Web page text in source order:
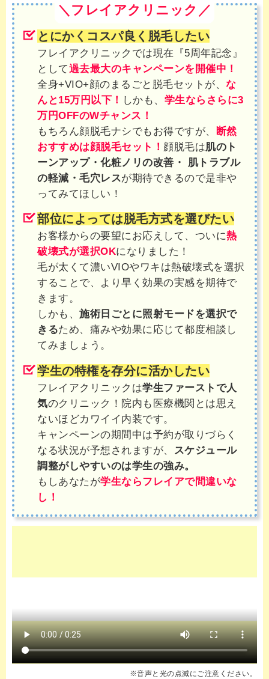
＼フレイアクリニック／
とにかくコスパ良く脱毛したい
フレイアクリニックでは現在『5周年記念』
として過去最大のキャンペーンを開催中！
全身+VIO+顔のまるごと脱毛セットが、 な
んと15万円以下！ しかも、 学生ならさらに3
万円OFFのWチャンス！
もちろん顔脱毛ナシでもお得ですが、
断然
おすすめは顔脱毛セット！ 顔脱毛は肌のト
ーンアップ・化粧ノリの改善・ 肌トラブル
の軽減・毛穴レスが期待できるので是非や
ってみてほしい！
部位によっては脱毛方式を選びたい
お客様からの要望にお応えして、ついに熱
破壊式が選択OKになりました！
毛が太くて濃いVIOやワキは熱破壊式を選択
することで、より早く効果の実感を期待で
きます。
しかも、施術日ごとに照射モードを選択で
きるため、痛みや効果に応じて都度相談し
てみましょう。
学生の特権を存分に活かしたい
フレイアクリニックは学生ファーストで人
気のクリニック！院内も医療機関とは思え
ないほどカワイイ内装です。
キャンペーンの期間中は予約が取りづらく
なる状況が予想されますが、 スケジュール
調整がしやすいのは学生の強み。
もしあなたが学生ならフレイアで間違いな
し！
※音声と光の点滅にご注意ください。